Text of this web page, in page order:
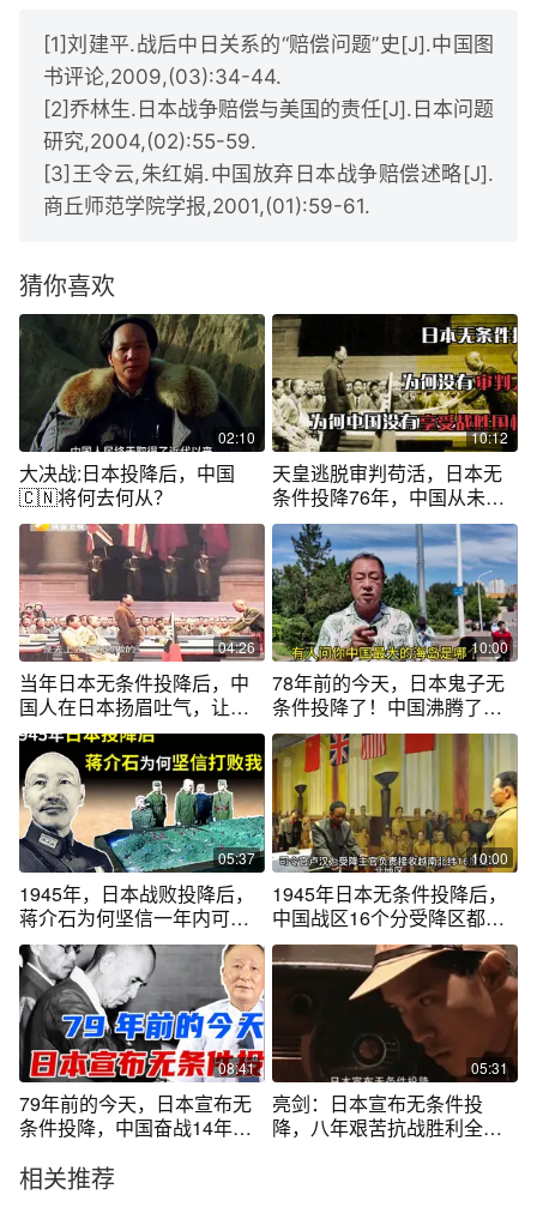
[1]刘建平.战后中日关系的“赔偿问题”史[J].中国图
书评论,2009,(03):34-44.
[2]乔林生.日本战争赔偿与美国的责任[J].日本问题
研究,2004,(02):55-59.
[3]王令云,朱红娟.中国放弃日本战争赔偿述略[J].
商丘师范学院学报,2001,(01):59-61.
猜你喜欢
02:10
大决战:日本投降后，中国
🇨🇳将何去何从？
10:12
天皇逃脱审判苟活，日本无
条件投降76年，中国从未享
受战胜国权利
04:26
当年日本无条件投降后，中
国人在日本扬眉吐气，让人
痛快
10:00
78年前的今天，日本鬼子无
条件投降了！中国沸腾了！#
抗日战争
05:37
1945年，日本战败投降后，
蒋介石为何坚信一年内可以
消灭我军
10:00
1945年日本无条件投降后，
中国战区16个分受降区都负
责哪些日军
08:41
79年前的今天，日本宣布无
条件投降，中国奋战14年，
05:31
亮剑：日本宣布无条件投
降，八年艰苦抗战胜利全国
相关推荐